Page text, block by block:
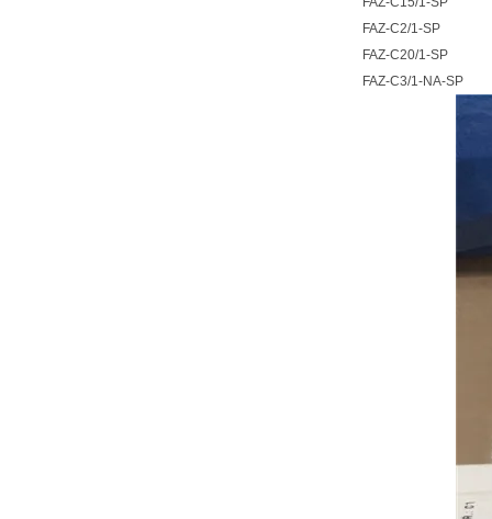
FAZ-C2/1-SP
FAZ-C20/1-SP
FAZ-C3/1-NA-SP